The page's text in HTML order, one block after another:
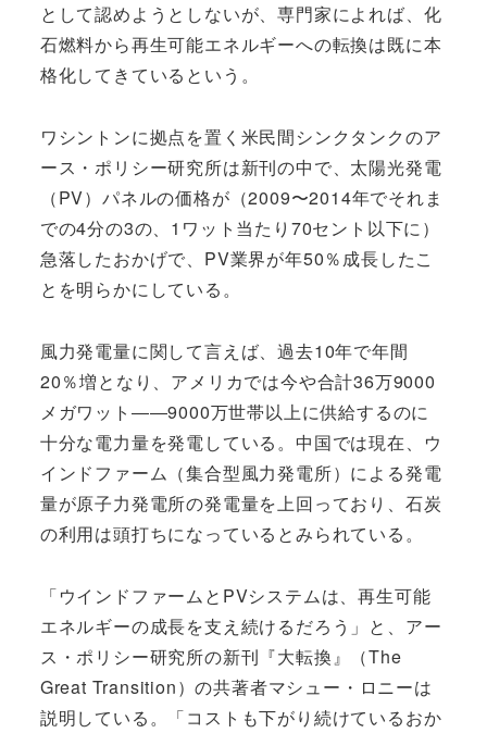
として認めようとしないが、専門家によれば、化
石燃料から再生可能エネルギーへの転換は既に本
格化してきているという。
ワシントンに拠点を置く米民間シンクタンクのア
ース・ポリシー研究所は新刊の中で、太陽光発電
（PV）パネルの価格が（2009〜2014年でそれま
での4分の3の、1ワット当たり70セント以下に）
急落したおかげで、PV業界が年50％成長したこ
とを明らかにしている。
風力発電量に関して言えば、過去10年で年間
20％増となり、アメリカでは今や合計36万9000
メガワット――9000万世帯以上に供給するのに
十分な電力量を発電している。中国では現在、ウ
インドファーム（集合型風力発電所）による発電
量が原子力発電所の発電量を上回っており、石炭
の利用は頭打ちになっているとみられている。
「ウインドファームとPVシステムは、再生可能
エネルギーの成長を支え続けるだろう」と、アー
ス・ポリシー研究所の新刊『大転換』（The
Great Transition）の共著者マシュー・ロニーは
説明している。「コストも下がり続けているおか